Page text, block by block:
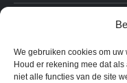
We gebruiken cookies om
Houd er rekening mee dat
niet alle functies van de site